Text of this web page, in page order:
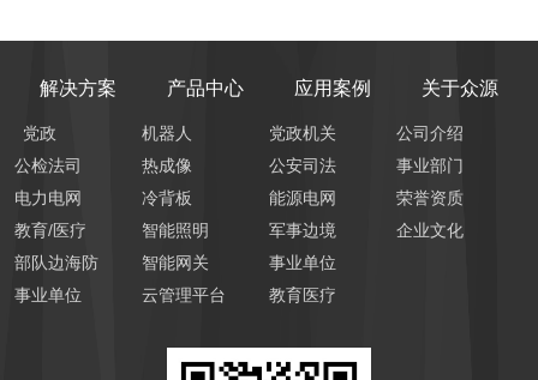
解决方案
党政
公检法司
电力电网
教育/医疗
部队边海防
事业单位
产品中心
机器人
热成像
冷背板
智能照明
智能网关
云管理平台
应用案例
党政机关
公安司法
能源电网
军事边境
事业单位
教育医疗
关于众源
公司介绍
事业部门
荣誉资质
企业文化